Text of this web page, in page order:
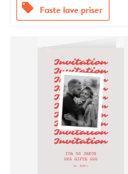
offers Faste lave priser